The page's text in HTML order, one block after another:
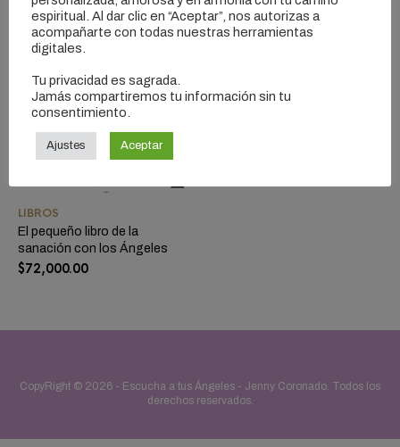
LIBROS
El pequeño libro de la
sanación con los Ángeles
$72,000.00
CopyRight © 2026 - Escucha a tus Ángeles - Jenny Coronado . Todos los
derechos reservados.
espiritual. Al dar clic en “Aceptar”, nos autorizas a
acompañarte con todas nuestras herramientas
digitales.
Tu privacidad es sagrada.
Jamás compartiremos tu información sin tu
consentimiento.
Ajustes Aceptar